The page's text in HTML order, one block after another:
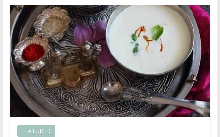
FEATURED